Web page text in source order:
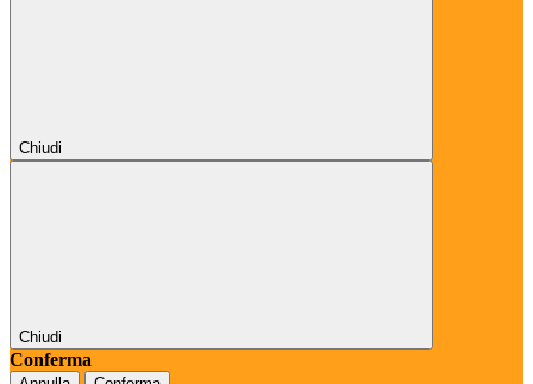
Chiudi
Chiudi
Conferma